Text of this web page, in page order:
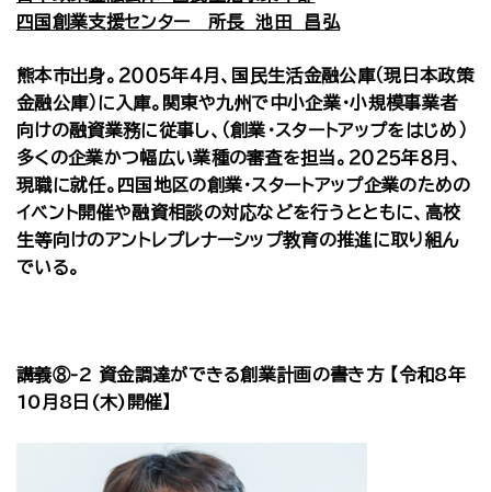
四国創業支援センター 所長 池田 昌弘
熊本市出身。２００５年４月、国民生活金融公庫（現日本政策
金融公庫）に入庫。関東や九州で中小企業・小規模事業者
向けの融資業務に従事し、（創業・スタートアップをはじめ）
多くの企業かつ幅広い業種の審査を担当。２０２５年８月、
現職に就任。四国地区の創業・スタートアップ企業のための
イベント開催や融資相談の対応などを行うとともに、高校
生等向けのアントレプレナーシップ教育の推進に取り組ん
でいる。
講義⑧-2 資金調達ができる創業計画の書き方 【令和8年
10月8日(木)開催】